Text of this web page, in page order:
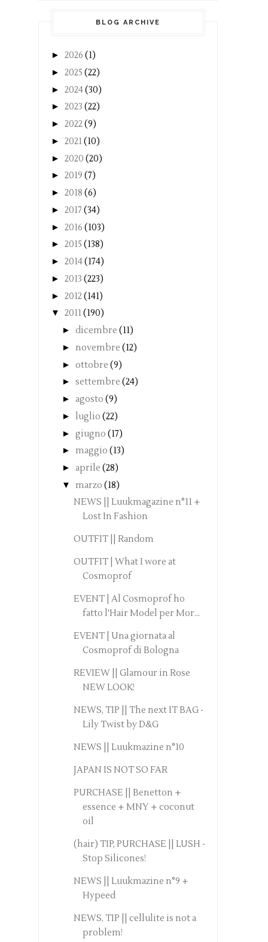
BLOG ARCHIVE
► 2026 (1)
► 2025 (22)
► 2024(30)
► 2023 (22)
► 2022(9)
► 2021(10)
► 2020 (20)
► 2019 (7)
► 2018 (6)
► 2017 (34)
► 2016 (103)
► 2015 (138)
► 2014(174)
► 2013 (223)
► 2012(141)
▼ 2011(190)
► dicembre (11)
► novembre (12)
► ottobre (9)
► settembre (24)
► agosto (9)
► luglio (22)
► giugno (17)
► maggio (13)
► aprile (28)
▼ marzo (18)
NEWS || Luukmagazine n°11 +
Lost In Fashion
OUTFIT || Random
OUTFIT | What I wore at
Cosmoprof
EVENT | Al Cosmoprof ho
fatto l'Hair Model per Mor...
EVENT | Una giornata al
Cosmoprof di Bologna
REVIEW || Glamour in Rose
NEW LOOK!
NEWS, TIP || The next IT BAG -
Lily Twist by D&G
NEWS || Luukmazine n°10
JAPAN IS NOT SO FAR
PURCHASE || Benetton +
essence + MNY + coconut
oil
(hair) TIP, PURCHASE || LUSH -
Stop Silicones!
NEWS || Luukmazine n°9 +
Hypeed
NEWS, TIP || cellulite is not a
problem!